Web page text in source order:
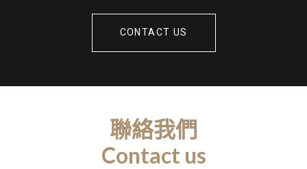
CONTACT US
聯絡我們
Contact us